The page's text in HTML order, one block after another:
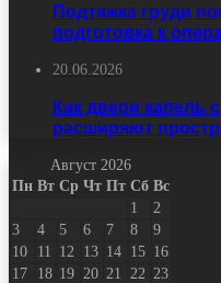
Подтяжка груди
подготовка к
20.06.2026
Как двери капель
расширяют
Август 2026
Пн Вт Ср Чт Пт Сб Вс
1
2
3
4 5 6 7 8
9
10
11 12 13 14 15 16
17
18 19 20 21 22 23